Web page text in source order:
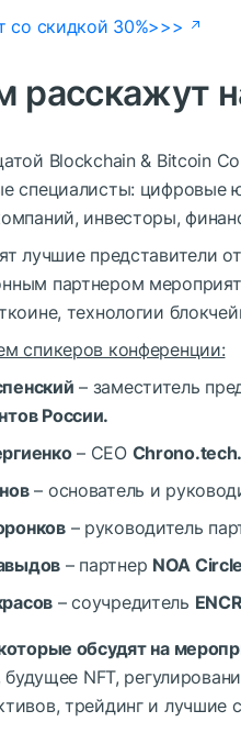
со скидкой 30%>>>
расскажут
Blockchain & Bitcoin
специалисты: цифровые
инвесторы,
лучшие представители
партнером
технологии
спикеров конференции:
– заместитель
России.
– СЕО
– основатель и
– руководитель
– партнер NOA
– соучредитель
обсудят на
NFT,
трейдинг и лучшие